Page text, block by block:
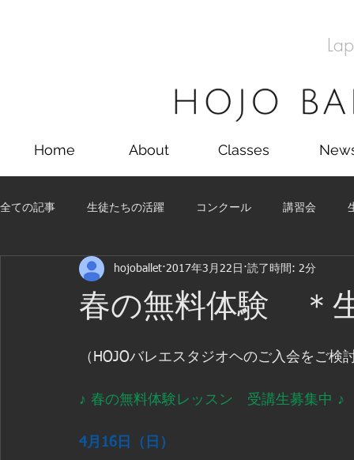
Home About Classes
全ての記事 生徒たちの活躍 コンクール 講習会
コンクール 講習会 舞台 生徒たちの
春の無料体験 ＊
hojoballet 2017年3月22日 読了時間: 2分
（HOJOバレエスタジオヘのご入会をご検
♪ 春の無料体験レッスン　受講生募集中
4月16日（日）